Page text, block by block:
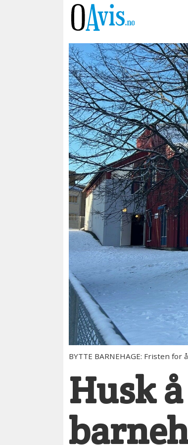
BYTTE BARNEHAGE: Fristen
Husk